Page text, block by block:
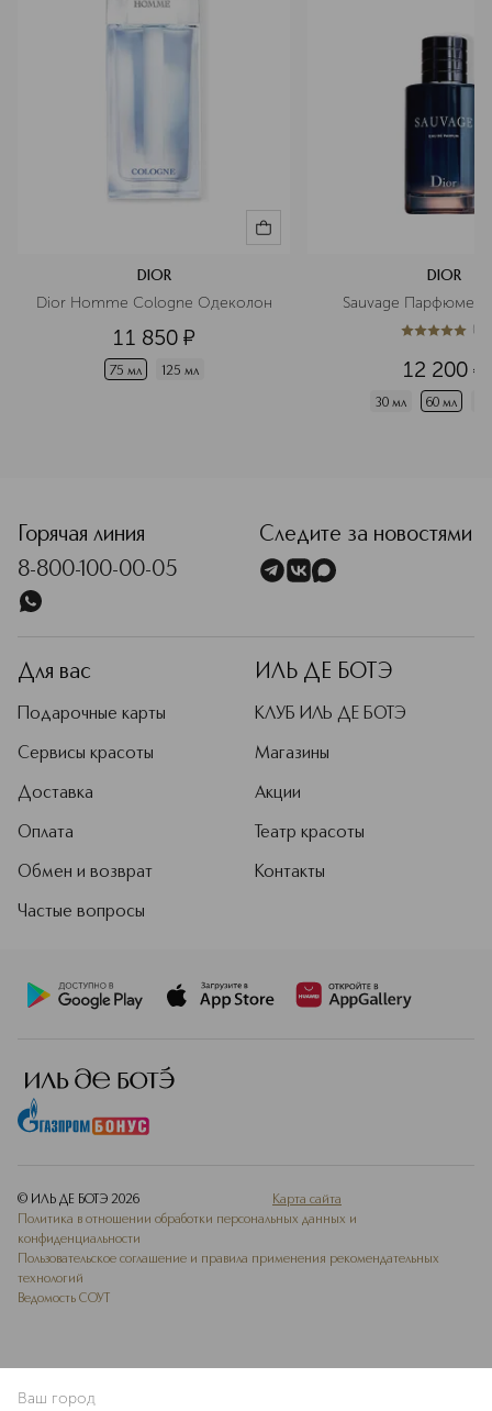
DIOR
Dior Homme Cologne Одеколон
11 850 ¤
75 мл 125 мл
DIOR
Sauvage
5из 51 (
12 200 ¤
30 мл 60 мл
Горячая линия
8-800-100-00-05
Следите за новостями
Для вас
Подарочные карты
Сервисы красоты
Доставка
Оплата
Обмен и возврат
Частые вопросы
ИЛЬ ДЕ БОТЭ
КЛУБ ИЛЬ ДЕ БОТЭ
Магазины
Акции
Театр красоты
Контакты
© ИЛЬ ДЕ БОТЭ 2026
Карта сайта
Политика в отношении обработки персональных данных и
конфиденциальности
Пользовательское соглашение и правила применения рекомендательных
технологий
Ведомость СОУТ
Ваш город